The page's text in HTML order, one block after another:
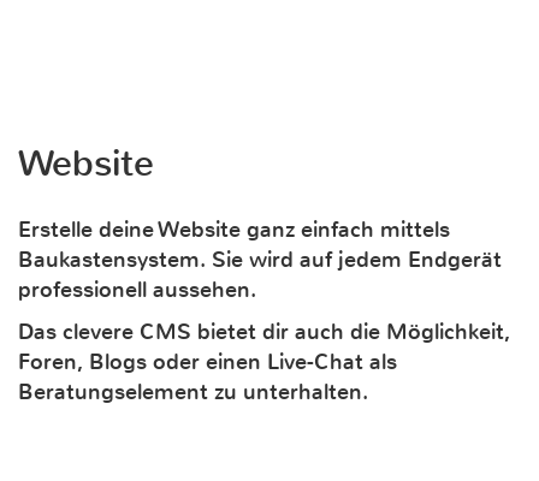
Website
Erstelle deine Website ganz einfach mittels
Baukastensystem. Sie wird auf jedem Endgerät
professionell aussehen.
Das clevere CMS bietet dir auch die Möglichkeit,
Foren, Blogs oder einen Live-Chat als
Beratungselement zu unterhalten.